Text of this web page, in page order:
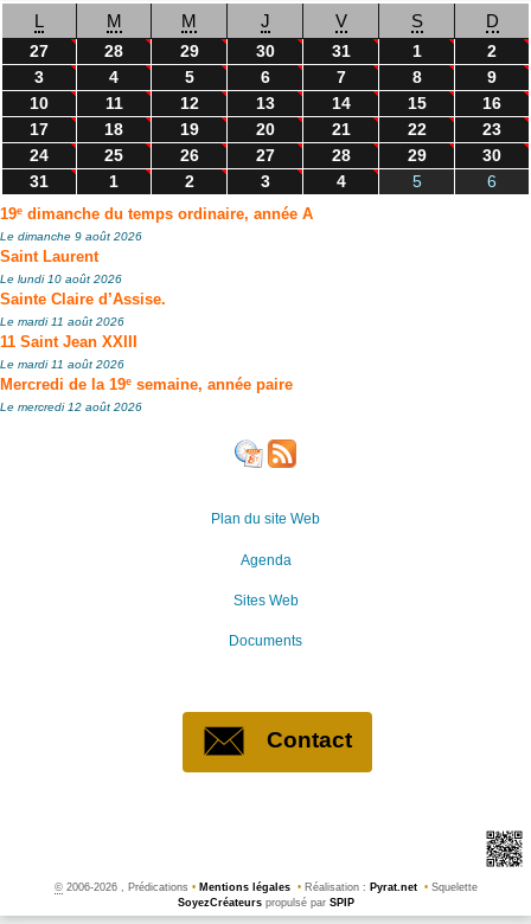
L M M J V S D
27 28 29 30 31 1
2
3
4 5 6 7 8
9
10
11 12 13 14 15
16
17
18 19 20 21 22
23
24
25 26 27 28 29
30
31
1 2 3 4 5 6
19e dimanche du temps ordinaire, année A
Le dimanche 9 août 2026
Saint Laurent
Le lundi 10 août 2026
Sainte Claire d’Assise.
Le mardi 11 août 2026
11 Saint Jean XXIII
Le mardi 11 août 2026
Mercredi de la 19e semaine, année paire
Le mercredi 12 août 2026
Plan du site Web
Agenda
Sites Web
Documents
Contact
©2006-2026 , Prédications • Mentions légales • Réalisation : Pyrat.net •Squelette
SoyezCréateurspropulsé par SPIP